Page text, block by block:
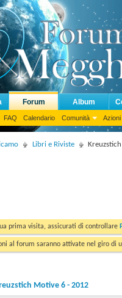
Forum
FAQ Calendario Comunità
Album
Libri e Riviste
prima visita, assicurati di controllare
al forum saranno attivate nel giro di
Motive 6 - 2012